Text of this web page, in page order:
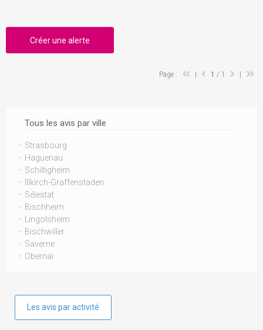
Tous les avis par ville
Strasbourg
Haguenau
Schiltigheim
Illkirch-Graffenstaden
Sélestat
Bischheim
Lingolsheim
Bischwiller
Saverne
Obernai
Les avis par activité
Créer une alerte
Page : 1 / 1